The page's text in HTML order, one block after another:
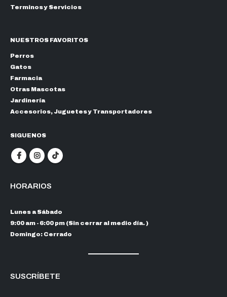
Terminos y Servicios
NUESTROS FAVORITOS
Perros
Gatos
Farmacia
Otras Mascotas
Jardinería
Accesorios, Juguetes y Transportadores
SIGUENOS
HORARIOS
Lunes a Sábado
9:00 am - 6:00 pm (Sin cerrar al medio día. )
Domingo: Cerrado
SUSCRÍBETE